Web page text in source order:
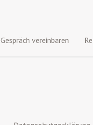
Gespräch vereinbaren